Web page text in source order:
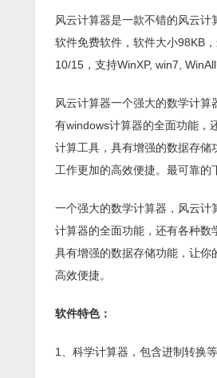
风云计算器是一款不错的风云计
软件免费软件，软件大小98KB
10/15，支持WinXP, win7, WinAll
风云计算器一个强大的数学计算
有windows计算器的全面功能，
计算工具，具有增强的数据存储
工作更加的高效便捷。最可靠的
一个强大的数学计算器，风云计
计算器的全面功能，还有各种数
具有增强的数据存储功能，让你
高效便捷。
软件特色：
1、科学计算器，包含进制转换等